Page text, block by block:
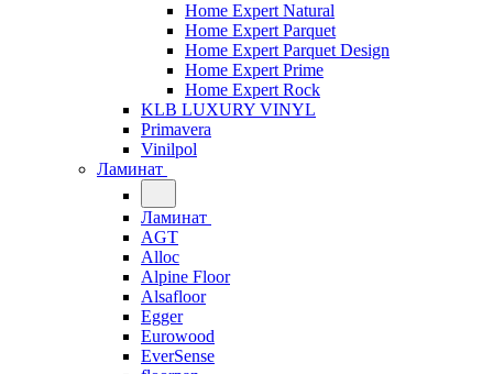
Home Expert Natural
Home Expert Parquet
Home Expert Parquet Design
Home Expert Prime
Home Expert Rock
KLB LUXURY VINYL
Primavera
Vinilpol
Ламинат
Ламинат
AGT
Alloc
Alpine Floor
Alsafloor
Egger
Eurowood
EverSense